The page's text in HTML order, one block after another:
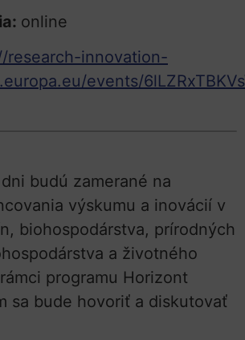
online
research-innovation-
events/
budú zamerané na
výskumu a inovácií v
biohospodárstva, prírodných
a životného
programu Horizont
sa bude hovoriť a diskutovať